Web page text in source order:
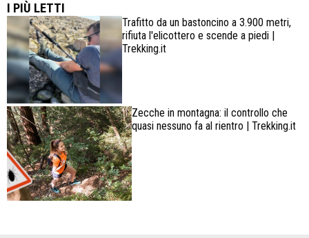
I PIÙ LETTI
Trafitto da un bastoncino a 3.900 metri,
rifiuta l'elicottero e scende a piedi |
Trekking.it
Zecche in montagna: il controllo che
quasi nessuno fa al rientro | Trekking.it